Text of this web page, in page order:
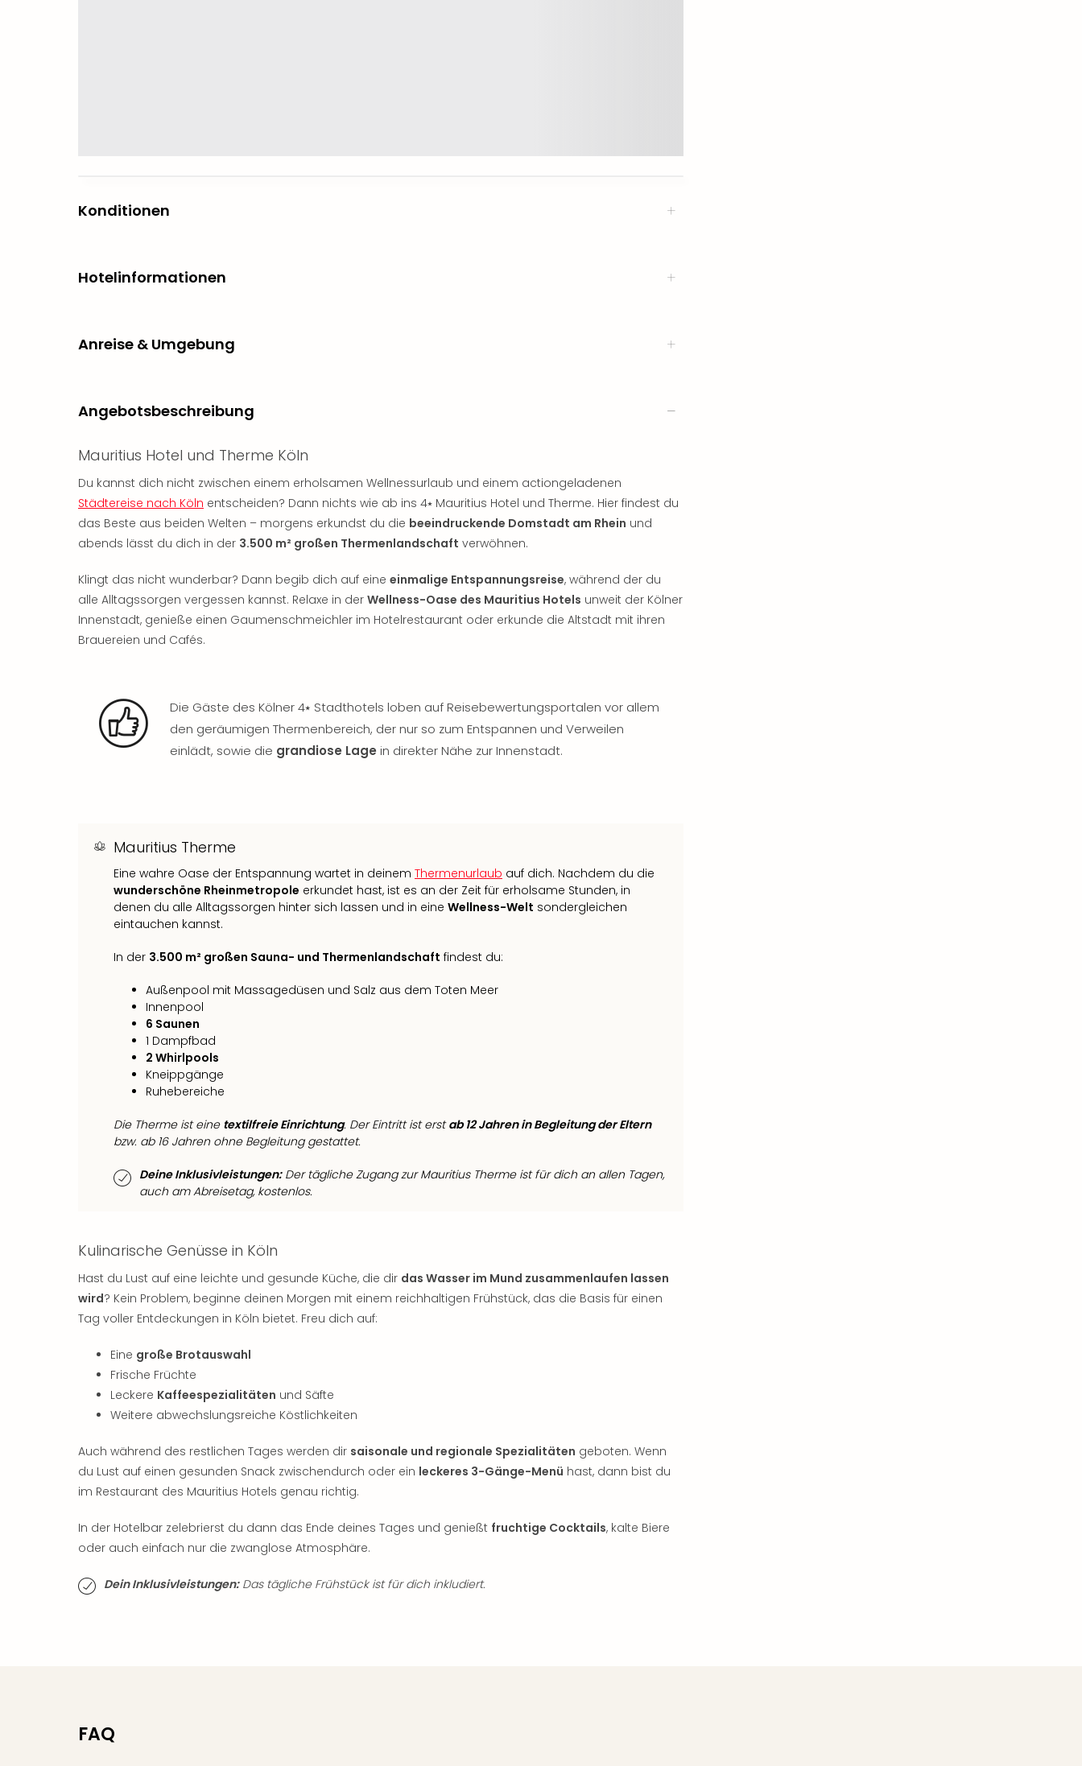
Konditionen
Hotelinformationen
Anreise & Umgebung
Angebotsbeschreibung
Mauritius Hotel und Therme Köln
Du kannst dich nicht zwischen einem erholsamen Wellnessurlaub und einem actiongeladenen
Städtereise nach Köln entscheiden? Dann nichts wie ab ins 4⭑ Mauritius Hotel und Therme. Hier findest du
das Beste aus beiden Welten – morgens erkundst du die beeindruckende Domstadt am Rhein und
abends lässt du dich in der 3.500 m² großen Thermenlandschaft verwöhnen.
Klingt das nicht wunderbar? Dann begib dich auf eine einmalige Entspannungsreise, während der du
alle Alltagssorgen vergessen kannst. Relaxe in der Wellness-Oase des Mauritius Hotels unweit der Kölner
Innenstadt, genieße einen Gaumenschmeichler im Hotelrestaurant oder erkunde die Altstadt mit ihren
Brauereien und Cafés.
Die Gäste des Kölner 4⭑ Stadthotels loben auf Reisebewertungsportalen vor allem
den geräumigen Thermenbereich, der nur so zum Entspannen und Verweilen
einlädt, sowie die grandiose Lage in direkter Nähe zur Innenstadt.
Mauritius Therme
Eine wahre Oase der Entspannung wartet in deinem Thermenurlaub auf dich. Nachdem du die
wunderschöne Rheinmetropole erkundet hast, ist es an der Zeit für erholsame Stunden, in
denen du alle Alltagssorgen hinter sich lassen und in eine Wellness-Welt sondergleichen
eintauchen kannst.
In der 3.500 m² großen Sauna- und Thermenlandschaft findest du:
Außenpool mit Massagedüsen und Salz aus dem Toten Meer
Innenpool
6 Saunen
1 Dampfbad
2 Whirlpools
Kneippgänge
Ruhebereiche
Die Therme ist eine textilfreie Einrichtung. Der Eintritt ist erstab 12 Jahren in Begleitung der Eltern
bzw. ab 16 Jahren ohne Begleitung gestattet.
Deine Inklusivleistungen:Der tägliche Zugang zur Mauritius Therme ist für dich an allen Tagen,
auch am Abreisetag, kostenlos.
Kulinarische Genüsse in Köln
Hast du Lust auf eine leichte und gesunde Küche, die dir das Wasser im Mund zusammenlaufen lassen
wird? Kein Problem, beginne deinen Morgen mit einem reichhaltigen Frühstück, das die Basis für einen
Tag voller Entdeckungen in Köln bietet. Freu dich auf:
Eine große Brotauswahl
Frische Früchte
Leckere Kaffeespezialitäten und Säfte
Weitere abwechslungsreiche Köstlichkeiten
Auch während des restlichen Tages werden dir saisonale und regionale Spezialitäten geboten. Wenn
du Lust auf einen gesunden Snack zwischendurch oder ein leckeres 3-Gänge-Menü hast, dann bist du
im Restaurant des Mauritius Hotels genau richtig.
In der Hotelbar zelebrierst du dann das Ende deines Tages und genießt fruchtige Cocktails, kalte Biere
oder auch einfach nur die zwanglose Atmosphäre.
Dein Inklusivleistungen:Das tägliche Frühstück ist für dich inkludiert.
FAQ